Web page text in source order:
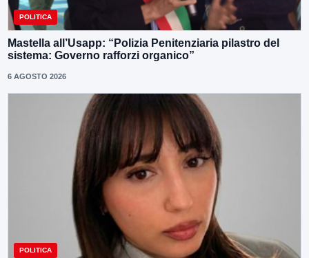
POLITICA
Mastella all’Usapp: “Polizia Penitenziaria pilastro del
sistema: Governo rafforzi organico”
6 AGOSTO 2026
POLITICA